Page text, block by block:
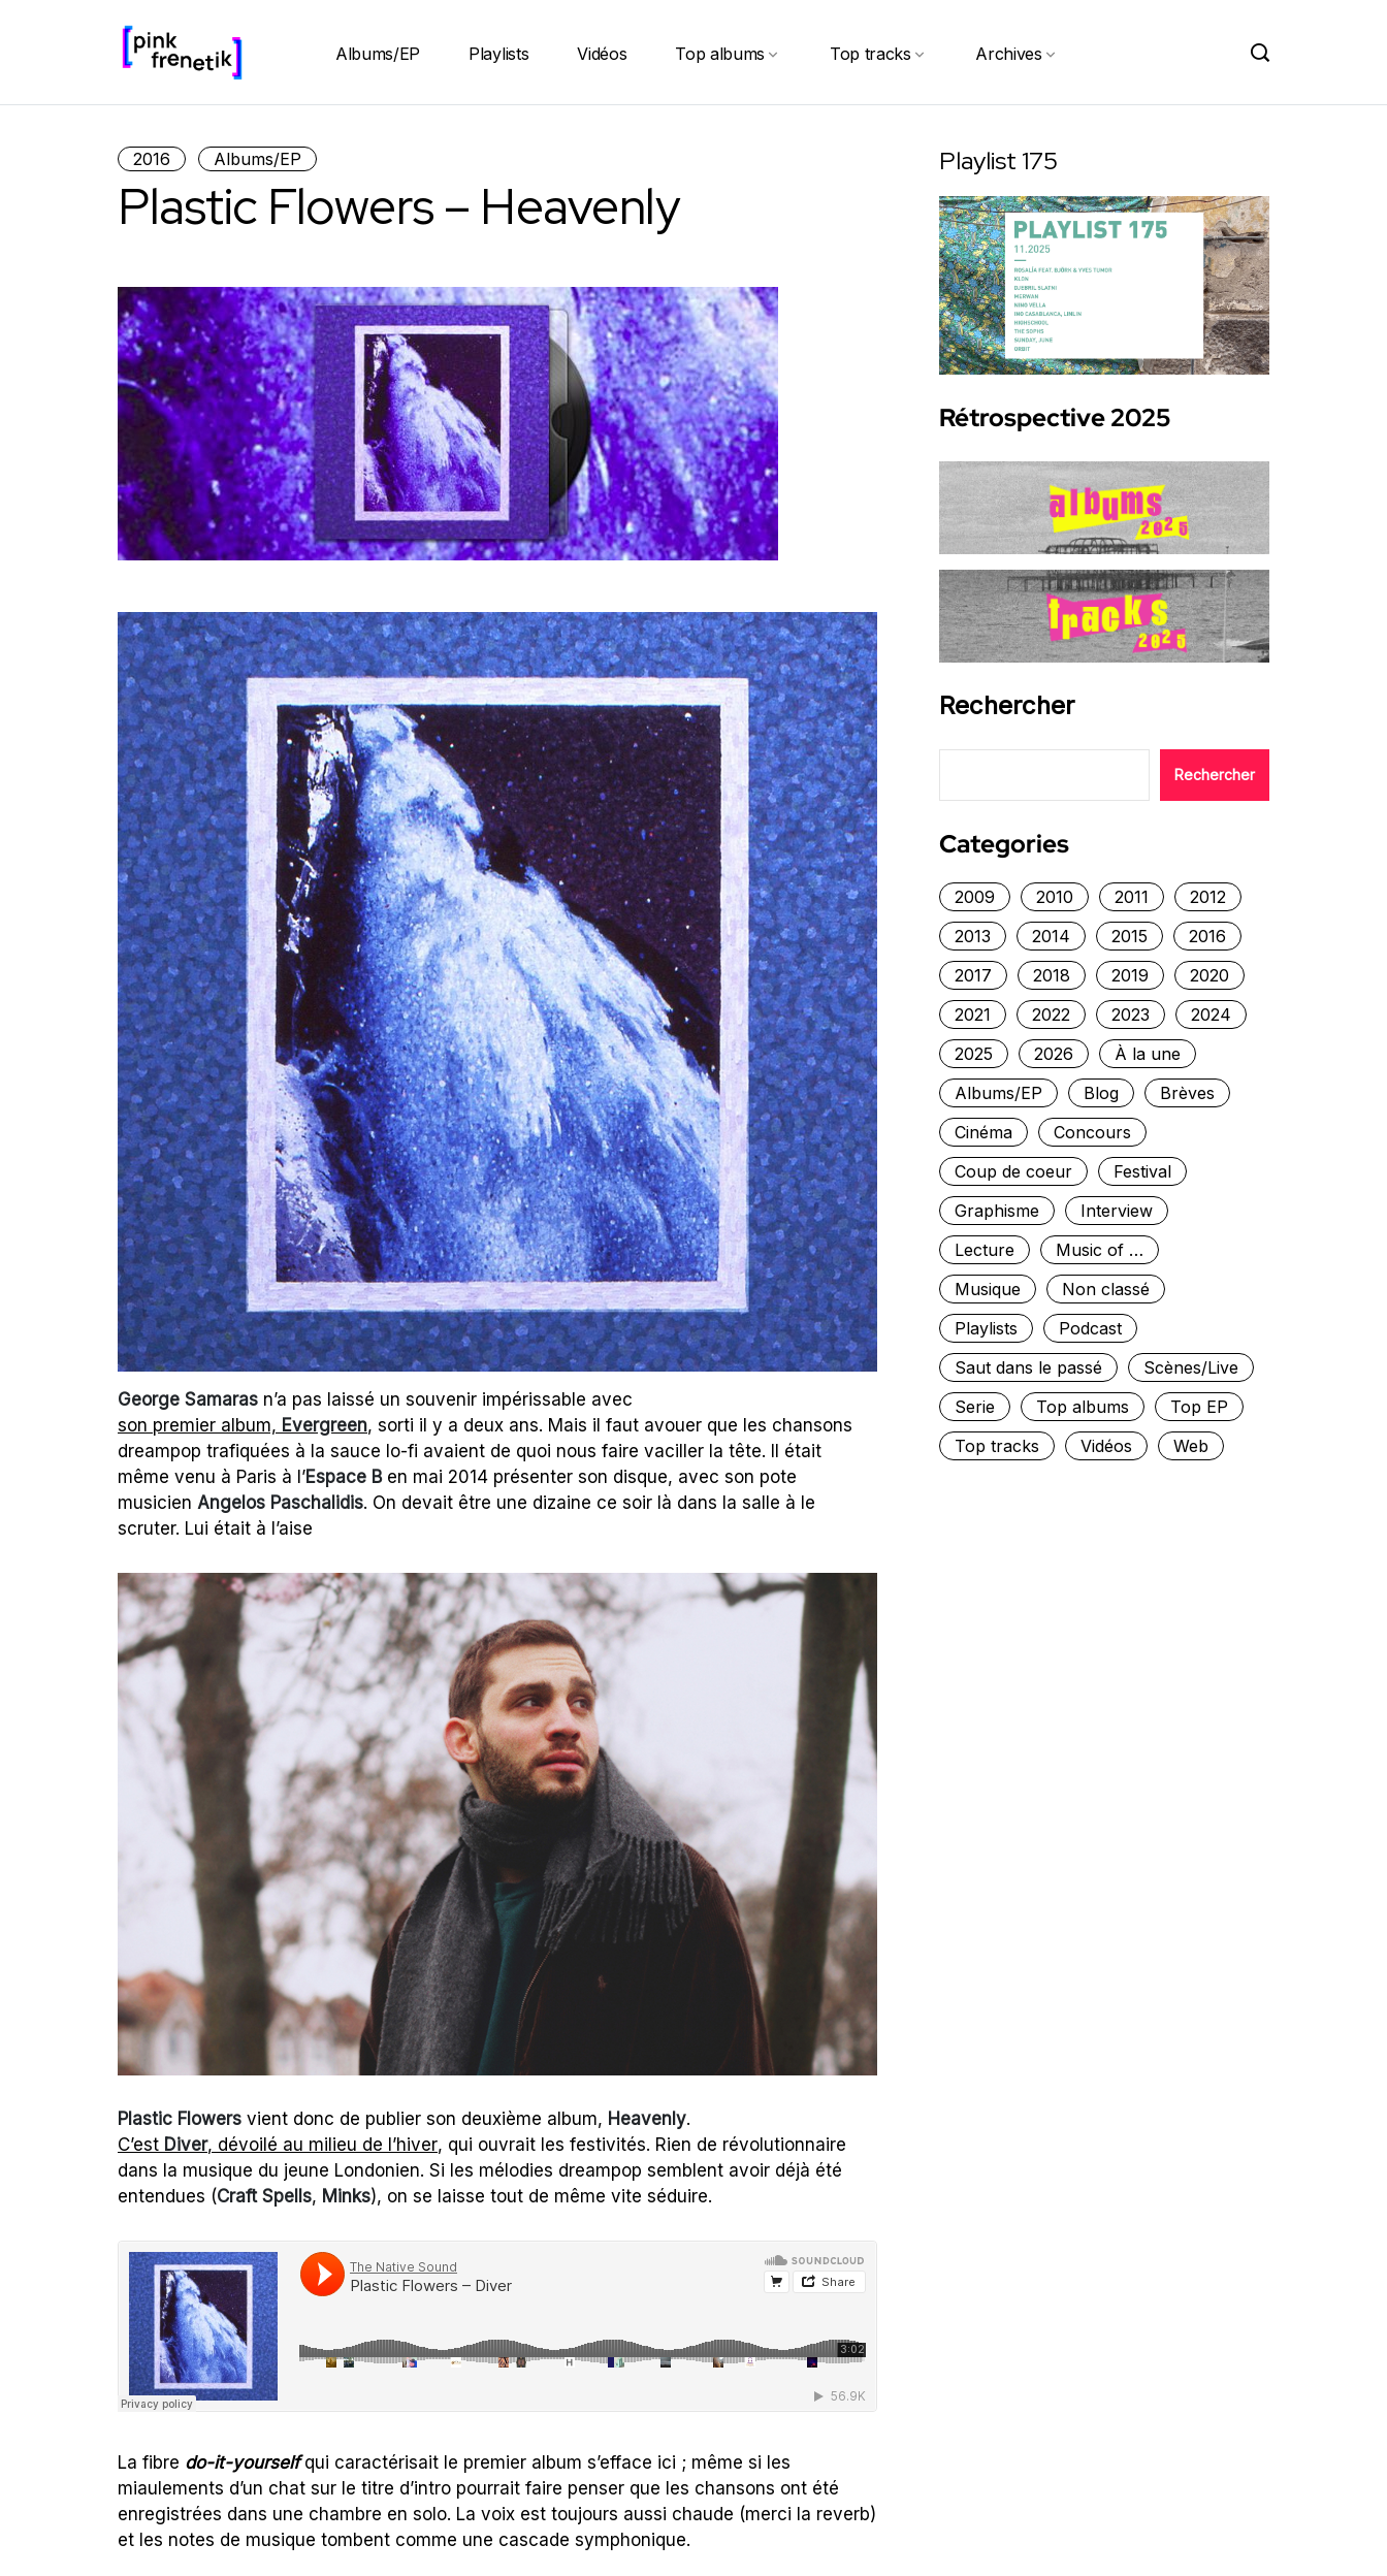
Albums/EP Playlists Vidéos Top albums Top tracks Archives
2016 Albums/EP
Plastic Flowers – Heavenly
George Samaras n’a pas laissé un souvenir impérissable avec
son premier album, Evergreen, sorti il y a deux ans. Mais il faut avouer que les chansons
dreampop trafiquées à la sauce lo-fi avaient de quoi nous faire vaciller la tête. Il était
même venu à Paris à l’Espace Ben mai 2014 présenter son disque, avec son pote
musicien Angelos Paschalidis. On devait être une dizaine ce soir là dans la salle à le
scruter. Lui était à l’aise
Plastic Flowers vient donc de publier son deuxième album, Heavenly.
C’est Diver, dévoilé au milieu de l’hiver, qui ouvrait les festivités. Rien de révolutionnaire
dans la musique du jeune Londonien. Si les mélodies dreampop semblent avoir déjà été
entendues (Craft Spells, Minks), on se laisse tout de même vite séduire.
La fibre do-it-yourselfqui caractérisait le premier album s’efface ici ; même si les
miaulements d’un chat sur le titre d’intro pourrait faire penser que les chansons ont été
enregistrées dans une chambre en solo. La voix est toujours aussi chaude (merci la reverb)
et les notes de musique tombent comme une cascade symphonique.
Playlist 175
Rétrospective 2025
Rechercher
Rechercher
Categories
2009 2010 2011
2012
2013
2014 2015
2016
2017
2018 2019
2020
2021
2022 2023
2024
2025
2026
À la une
Albums/EP
Blog
Brèves
Cinéma
Concours
Coup de coeur
Festival
Graphisme
Interview
Lecture
Music of …
Musique
Non classé
Playlists
Podcast
Saut dans le passé
Scènes/Live
Serie
Top albums
Top EP
Top tracks
Vidéos Web